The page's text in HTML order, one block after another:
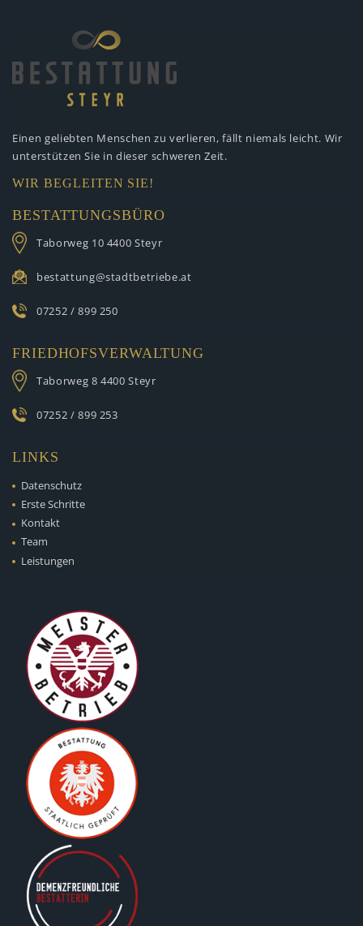
Einen geliebten Menschen zu verlieren, fällt niemals leicht. Wir
unterstützen Sie in dieser schweren Zeit.
WIR BEGLEITEN SIE!
BESTATTUNGSBÜRO
Taborweg 10 4400 Steyr
bestattung@stadtbetriebe.at
07252 / 899 250
FRIEDHOFSVERWALTUNG
Taborweg 8 4400 Steyr
07252 / 899 253
LINKS
Datenschutz
Erste Schritte
Kontakt
Team
Leistungen